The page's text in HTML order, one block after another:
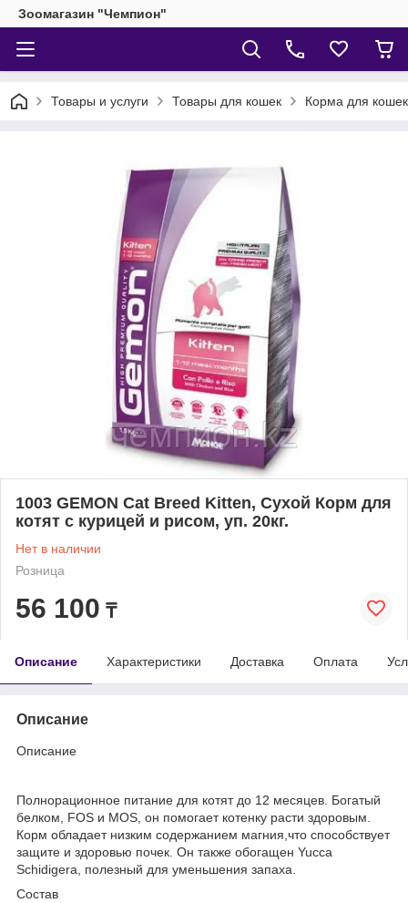
Зоомагазин "Чемпион"
Товары и услуги Товары для кошек Корма для кошек
1003 GEMON Cat Breed Kitten, Сухой Корм для
котят с курицей и рисом, уп. 20кг.
Нет в наличии
Розница
56 100 ₸
Описание Характеристики Доставка Оплата
Описание
Описание
Полнорационное питание для котят до 12 месяцев. Богатый
белком, FOS и MOS, он помогает котенку расти здоровым.
Корм обладает низким содержанием магния,что способствует
защите и здоровью почек. Он также обогащен Yucca
Schidigera, полезный для уменьшения запаха.
Состав